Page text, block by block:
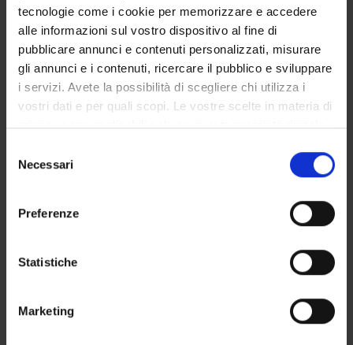
tecnologie come i cookie per memorizzare e accedere
alle informazioni sul vostro dispositivo al fine di
pubblicare annunci e contenuti personalizzati, misurare
gli annunci e i contenuti, ricercare il pubblico e sviluppare
i servizi. Avete la possibilità di scegliere chi utilizza i
vostri dati e per quali scopi. Le vostre scelte in materia di
privacy sono applicabili solo su questa proprietà digitale
modificare o revocare il proprio consenso in qualsiasi
momento dalla Dichiarazione sui cookie o facendo clic
raccogliere informazioni sulla tua posizione
geografica, con un'approssimazione di qualche
Identificare il tuo dispositivo, scansionandolo
delNecessari
Preferenze
Statistiche
Marketing
STUDENT ADMINISTRATION OFFICES
DEPARTMENT FACILITIES
RESEARCH LABORATORIES
RESEARCH CENTRES